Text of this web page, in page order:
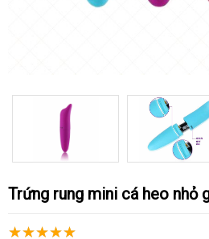
Trứng rung mini cá heo nhỏ